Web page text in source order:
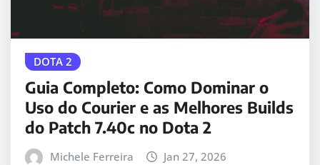
DOTA 2
Guia Completo: Como Dominar o
Uso do Courier e as Melhores Builds
do Patch 7.40c no Dota 2
Michele Ferreira Jan 27, 2026